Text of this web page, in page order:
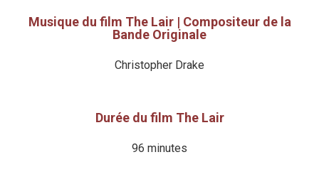
Musique du film The Lair | Compositeur de la
Bande Originale
Christopher Drake
Durée du film The Lair
96 minutes